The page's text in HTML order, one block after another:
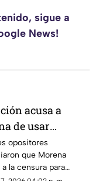
sigue a
News!
acusa a
de usar
para ocultar
de
opositores
que Morena
la censura para